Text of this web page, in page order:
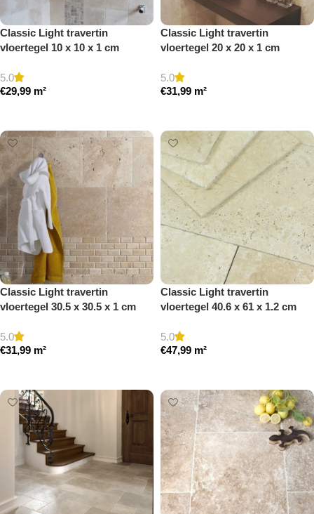
Classic Light travertin
vloertegel 10 x 10 x 1 cm
5.0
€29,99 m²
Classic Light travertin
vloertegel 20 x 20 x 1 cm
5.0
€31,99 m²
Classic Light travertin
vloertegel 30.5 x 30.5 x 1 cm
5.0
€31,99 m²
Classic Light travertin
vloertegel 40.6 x 61 x 1.2 cm
5.0
€47,99 m²